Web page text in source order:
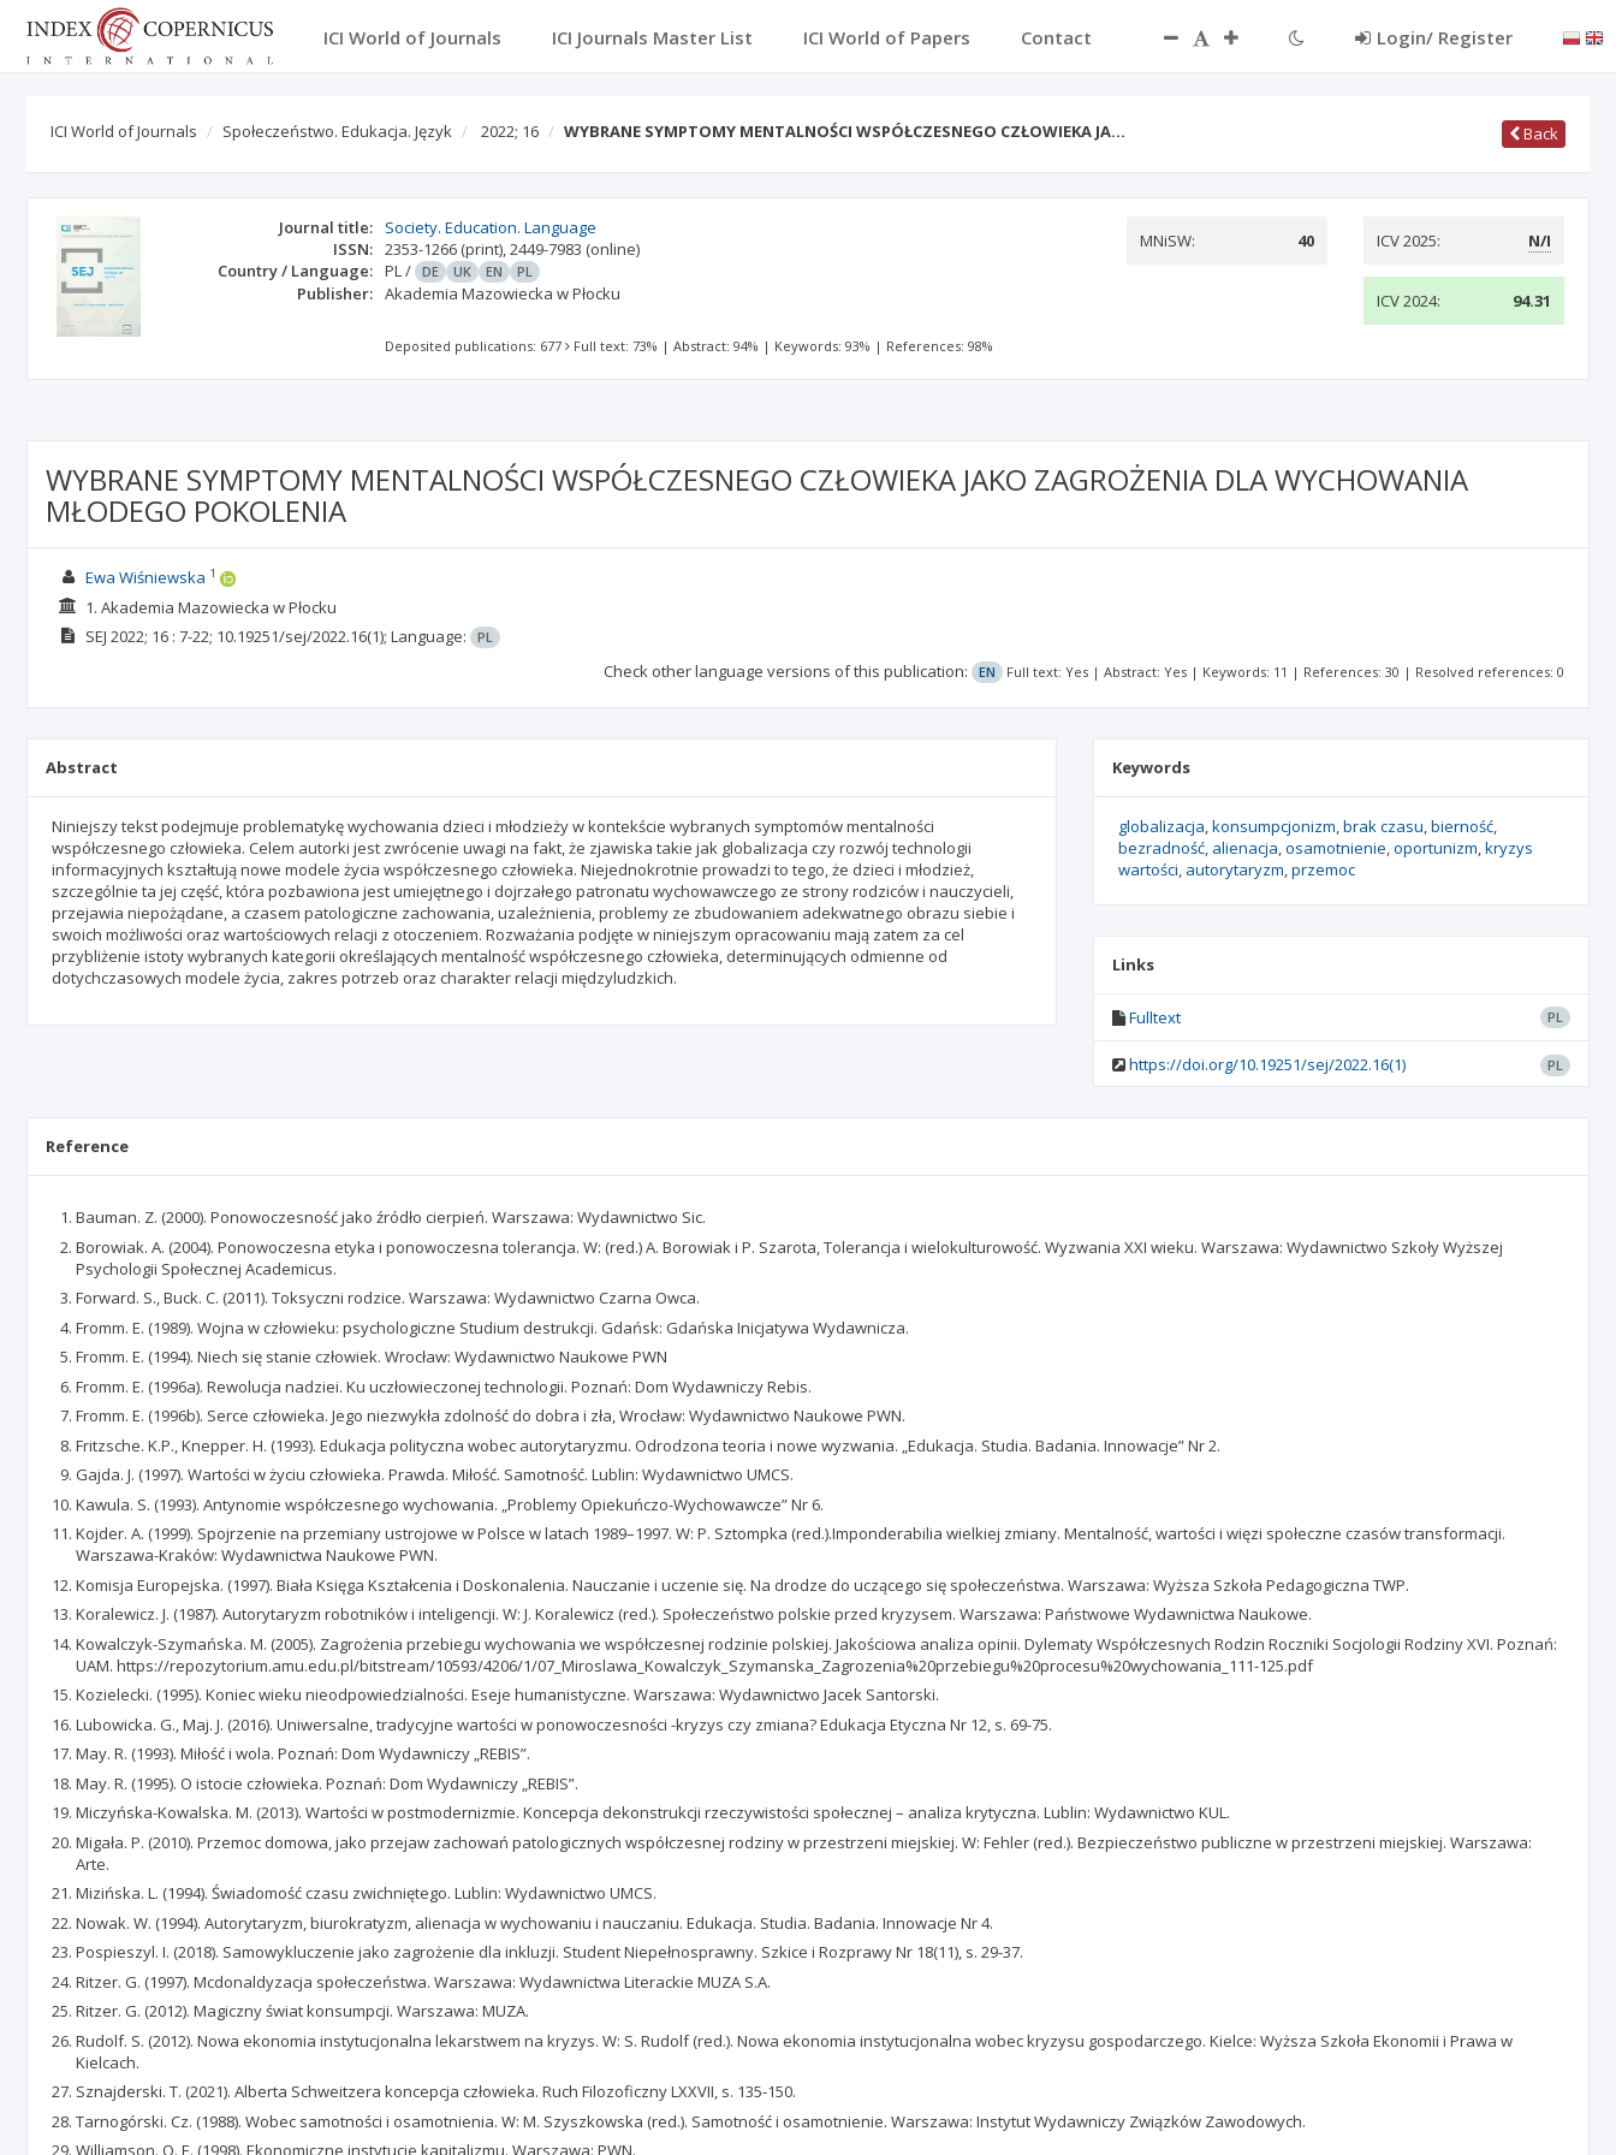
ICI World of Journals ICI Journals Master List ICI World of Papers Contact Login/ Register
ICI World of Journals Społeczeństwo. Edukacja. Język 2022; 16 WYBRANE SYMPTOMY MENTALNOŚCI WSPÓŁCZESNEGO CZŁOWIEKA JA… Back
Journal title:
Society. Education. Language
ISSN: 2353-1266 (print),2449-7983 (online)
Country / Language: PL/ DE UK EN PL
Publisher: Akademia Mazowiecka w Płocku
MNiSW: 40 ICV 2025: N/I
ICV 2024: 94.31
Deposited publications: 677 Full text: 73% |Abstract: 94% | Keywords: 93% | References: 98%
WYBRANE SYMPTOMY MENTALNOŚCI WSPÓŁCZESNEGO CZŁOWIEKA JAKO ZAGROŻENIA DLA WYCHOWANIA
MŁODEGO POKOLENIA
Ewa Wiśniewska 1
1. Akademia Mazowiecka w Płocku
SEJ 2022; 16 : 7-22; 10.19251/sej/2022.16(1); Language: PL
Check other language versions of this publication: EN Full text: Yes | Abstract: Yes | Keywords: 11 | References: 30 | Resolved references: 0
Abstract
Niniejszy tekst podejmuje problematykę wychowania dzieci i młodzieży w kontekście wybranych symptomów mentalności
współczesnego człowieka. Celem autorki jest zwrócenie uwagi na fakt, że zjawiska takie jak globalizacja czy rozwój technologii
informacyjnych kształtują nowe modele życia współczesnego człowieka. Niejednokrotnie prowadzi to tego, że dzieci i młodzież,
szczególnie ta jej część, która pozbawiona jest umiejętnego i dojrzałego patronatu wychowawczego ze strony rodziców i nauczycieli,
przejawia niepożądane, a czasem patologiczne zachowania, uzależnienia, problemy ze zbudowaniem adekwatnego obrazu siebie i
swoich możliwości oraz wartościowych relacji z otoczeniem. Rozważania podjęte w niniejszym opracowaniu mają zatem za cel
przybliżenie istoty wybranych kategorii określających mentalność współczesnego człowieka, determinujących odmienne od
dotychczasowych modele życia, zakres potrzeb oraz charakter relacji międzyludzkich.
Keywords
globalizacja konsumpcjonizm brak czasu bierność
bezradność alienacja osamotnienie oportunizm kryzys
wartości autorytaryzm przemoc
Links
Fulltext PL
https://doi.org/10.19251/sej/2022.16(1) PL
Reference
Bauman. Z. (2000). Ponowoczesność jako źródło cierpień. Warszawa: Wydawnictwo Sic.
Borowiak. A. (2004). Ponowoczesna etyka i ponowoczesna tolerancja. W: (red.) A. Borowiak i P. Szarota, Tolerancja i wielokulturowość. Wyzwania XXI wieku. Warszawa: Wydawnictwo Szkoły Wyższej
Psychologii Społecznej Academicus.
Forward. S., Buck. C. (2011). Toksyczni rodzice. Warszawa: Wydawnictwo Czarna Owca.
Fromm. E. (1989). Wojna w człowieku: psychologiczne Studium destrukcji. Gdańsk: Gdańska Inicjatywa Wydawnicza.
Fromm. E. (1994). Niech się stanie człowiek. Wrocław: Wydawnictwo Naukowe PWN
Fromm. E. (1996a). Rewolucja nadziei. Ku uczłowieczonej technologii. Poznań: Dom Wydawniczy Rebis.
Fromm. E. (1996b). Serce człowieka. Jego niezwykła zdolność do dobra i zła, Wrocław: Wydawnictwo Naukowe PWN.
Fritzsche. K.P., Knepper. H. (1993). Edukacja polityczna wobec autorytaryzmu. Odrodzona teoria i nowe wyzwania. „Edukacja. Studia. Badania. Innowacje” Nr 2.
Gajda. J. (1997). Wartości w życiu człowieka. Prawda. Miłość. Samotność. Lublin: Wydawnictwo UMCS.
Kawula. S. (1993). Antynomie współczesnego wychowania. „Problemy Opiekuńczo-Wychowawcze” Nr 6.
Kojder. A. (1999). Spojrzenie na przemiany ustrojowe w Polsce w latach 1989–1997. W: P. Sztompka (red.).Imponderabilia wielkiej zmiany. Mentalność, wartości i więzi społeczne czasów transformacji.
Warszawa-Kraków: Wydawnictwa Naukowe PWN.
Komisja Europejska. (1997). Biała Księga Kształcenia i Doskonalenia. Nauczanie i uczenie się. Na drodze do uczącego się społeczeństwa. Warszawa: Wyższa Szkoła Pedagogiczna TWP.
Koralewicz. J. (1987). Autorytaryzm robotników i inteligencji. W: J. Koralewicz (red.). Społeczeństwo polskie przed kryzysem. Warszawa: Państwowe Wydawnictwa Naukowe.
Kowalczyk-Szymańska. M. (2005). Zagrożenia przebiegu wychowania we współczesnej rodzinie polskiej. Jakościowa analiza opinii. Dylematy Współczesnych Rodzin Roczniki Socjologii Rodziny XVI. Poznań:
UAM. https://repozytorium.amu.edu.pl/bitstream/10593/4206/1/07_Miroslawa_Kowalczyk_Szymanska_Zagrozenia%20przebiegu%20procesu%20wychowania_111-125.pdf
Kozielecki. (1995). Koniec wieku nieodpowiedzialności. Eseje humanistyczne. Warszawa: Wydawnictwo Jacek Santorski.
Lubowicka. G., Maj. J. (2016). Uniwersalne, tradycyjne wartości w ponowoczesności -kryzys czy zmiana? Edukacja Etyczna Nr 12, s. 69-75.
May. R. (1993). Miłość i wola. Poznań: Dom Wydawniczy „REBIS”.
May. R. (1995). O istocie człowieka. Poznań: Dom Wydawniczy „REBIS”.
Miczyńska-Kowalska. M. (2013). Wartości w postmodernizmie. Koncepcja dekonstrukcji rzeczywistości społecznej – analiza krytyczna. Lublin: Wydawnictwo KUL.
Migała. P. (2010). Przemoc domowa, jako przejaw zachowań patologicznych współczesnej rodziny w przestrzeni miejskiej. W: Fehler (red.). Bezpieczeństwo publiczne w przestrzeni miejskiej. Warszawa:
Arte.
Mizińska. L. (1994). Świadomość czasu zwichniętego. Lublin: Wydawnictwo UMCS.
Nowak. W. (1994). Autorytaryzm, biurokratyzm, alienacja w wychowaniu i nauczaniu. Edukacja. Studia. Badania. Innowacje Nr 4.
Pospieszyl. I. (2018). Samowykluczenie jako zagrożenie dla inkluzji. Student Niepełnosprawny. Szkice i Rozprawy Nr 18(11), s. 29-37.
Ritzer. G. (1997). Mcdonaldyzacja społeczeństwa. Warszawa: Wydawnictwa Literackie MUZA S.A.
Ritzer. G. (2012). Magiczny świat konsumpcji. Warszawa: MUZA.
Rudolf. S. (2012). Nowa ekonomia instytucjonalna lekarstwem na kryzys. W: S. Rudolf (red.). Nowa ekonomia instytucjonalna wobec kryzysu gospodarczego. Kielce: Wyższa Szkoła Ekonomii i Prawa w
Kielcach.
Sznajderski. T. (2021). Alberta Schweitzera koncepcja człowieka. Ruch Filozoficzny LXXVII, s. 135-150.
Tarnogórski. Cz. (1988). Wobec samotności i osamotnienia. W: M. Szyszkowska (red.). Samotność i osamotnienie. Warszawa: Instytut Wydawniczy Związków Zawodowych.
Williamson. O. E. (1998). Ekonomiczne instytucje kapitalizmu. Warszawa: PWN.